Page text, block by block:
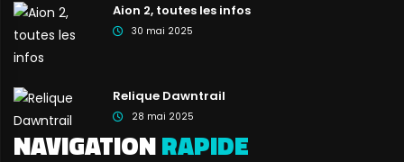
Aion 2, toutes les infos
30 mai 2025
Relique Dawntrail
28 mai 2025
NAVIGATIONRAPIDE